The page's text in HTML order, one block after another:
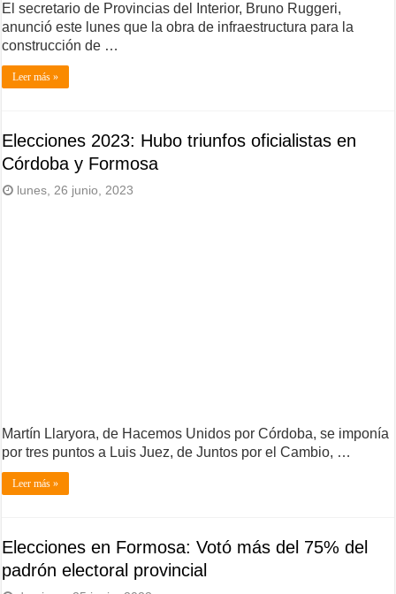
El secretario de Provincias del Interior, Bruno Ruggeri,
anunció este lunes que la obra de infraestructura para la
construcción de …
Leer más »
Elecciones 2023: Hubo triunfos oficialistas en
Córdoba y Formosa
lunes, 26 junio, 2023
Martín Llaryora, de Hacemos Unidos por Córdoba, se imponía
por tres puntos a Luis Juez, de Juntos por el Cambio, …
Leer más »
Elecciones en Formosa: Votó más del 75% del
padrón electoral provincial